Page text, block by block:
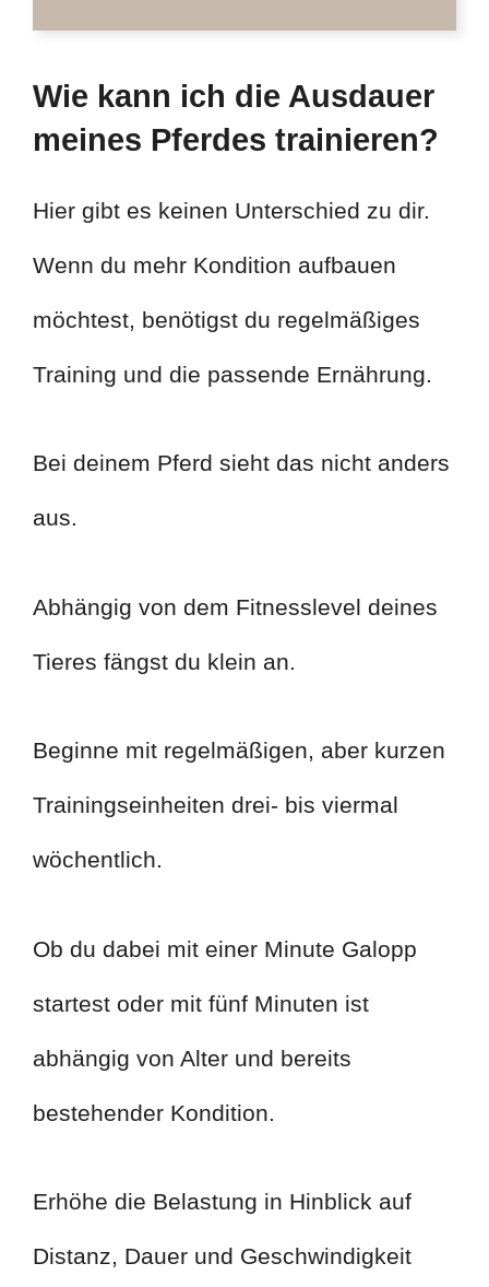
Wie kann ich die Ausdauer
meines Pferdes trainieren?
Hier gibt es keinen Unterschied zu dir.
Wenn du mehr Kondition aufbauen
möchtest, benötigst du regelmäßiges
Training und die passende Ernährung.
Bei deinem Pferd sieht das nicht anders
aus.
Abhängig von dem Fitnesslevel deines
Tieres fängst du klein an.
Beginne mit regelmäßigen, aber kurzen
Trainingseinheiten drei- bis viermal
wöchentlich.
Ob du dabei mit einer Minute Galopp
startest oder mit fünf Minuten ist
abhängig von Alter und bereits
bestehender Kondition.
Erhöhe die Belastung in Hinblick auf
Distanz, Dauer und Geschwindigkeit